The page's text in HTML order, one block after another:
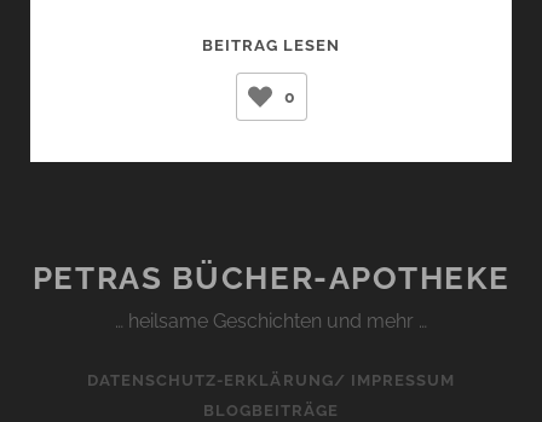
BEITRAG LESEN
WUNDERLAND
0
PETRAS BÜCHER-APOTHEKE
… heilsame Geschichten und mehr …
DATENSCHUTZ-ERKLÄRUNG/ IMPRESSUM
BLOGBEITRÄGE